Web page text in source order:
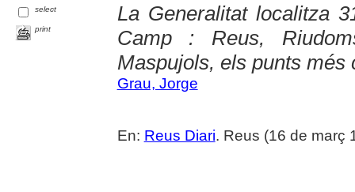
select
print
La Generalitat localitza
Camp : Reus,
Maspujols, els punts més
Grau, Jorge
En: Reus Diari. Reus (16 de març